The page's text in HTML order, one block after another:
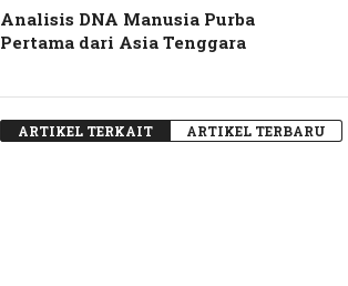
Analisis DNA Manusia Purba
Pertama dari Asia Tenggara
ARTIKEL TERKAIT ARTIKEL TERBARU